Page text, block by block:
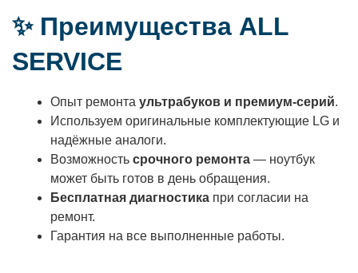
✨ Преимущества ALL
SERVICE
Опыт ремонта ультрабуков и премиум-серий.
Используем оригинальные комплектующие LG и
надёжные аналоги.
Возможность срочного ремонта — ноутбук
может быть готов в день обращения.
Бесплатная диагностика при согласии на
ремонт.
Гарантия на все выполненные работы.